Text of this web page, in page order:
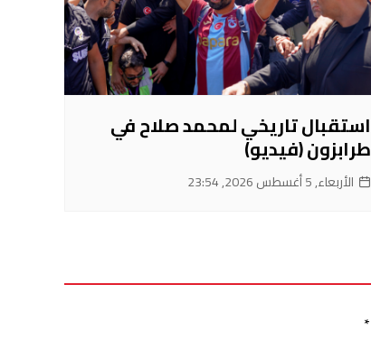
استقبال تاريخي لمحمد صلاح في
طرابزون (فيديو)
الأربعاء, 5 أغسطس 2026, 23:54
*